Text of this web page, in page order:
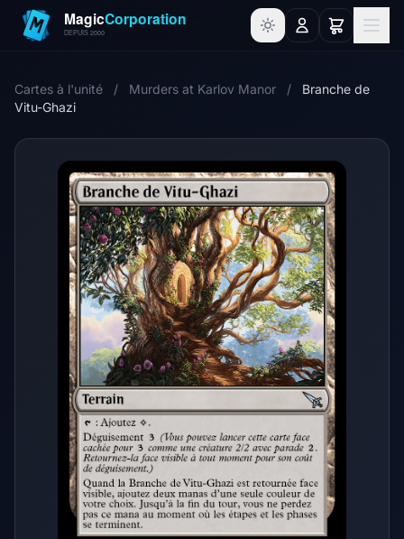
Cartes à l'unité / Murders at Karlov Manor /
Branche de
Vitu-Ghazi